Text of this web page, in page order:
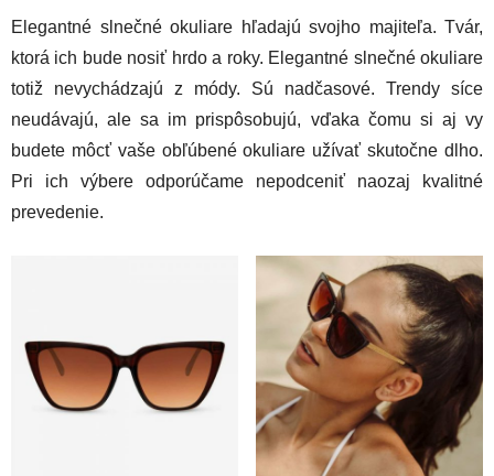
Elegantné slnečné okuliare hľadajú svojho majiteľa. Tvár,
ktorá ich bude nosiť hrdo a roky. Elegantné slnečné okuliare
totiž nevychádzajú z módy. Sú nadčasové. Trendy síce
neudávajú, ale sa im prispôsobujú, vďaka čomu si aj vy
budete môcť vaše obľúbené okuliare užívať skutočne dlho.
Pri ich výbere odporúčame nepodceniť naozaj kvalitné
prevedenie.